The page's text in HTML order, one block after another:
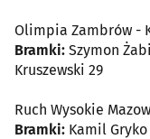
Olimpia Zambrów -
Bramki: Szymon
Kruszewski 29
Ruch Wysokie
Bramki: Kamil Gryko